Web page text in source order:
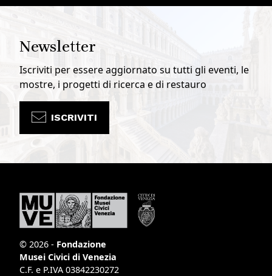
Newsletter
Iscriviti per essere aggiornato su tutti gli eventi, le
mostre, i progetti di ricerca e di restauro
ISCRIVITI
© 2026 - Fondazione
Musei Civici di Venezia
C.F. e P.IVA 03842230272